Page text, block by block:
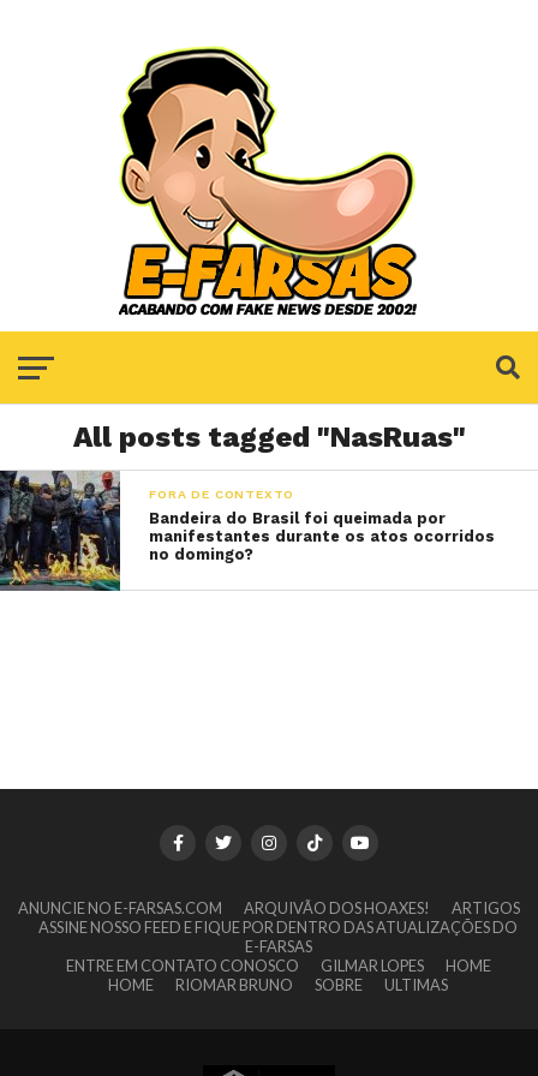
All posts tagged "NasRuas"
FORA DE CONTEXTO
Bandeira do Brasil foi queimada por
manifestantes durante os atos ocorridos
no domingo?
ANUNCIE NO E-FARSAS.COM ARQUIVÃO DOS HOAXES!
ARTIGOS
ASSINE NOSSO FEED E FIQUE POR DENTRO DAS ATUALIZAÇÕES DO
E-FARSAS
ENTRE EM CONTATO CONOSCO
GILMAR LOPES
HOME
HOME
RIOMAR BRUNO SOBRE ULTIMAS